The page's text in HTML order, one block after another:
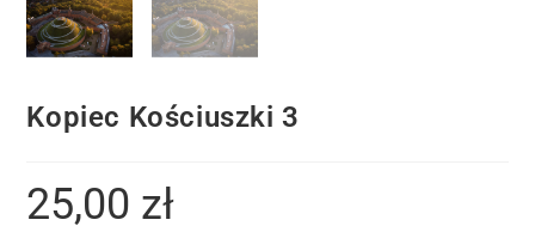
Kopiec Kościuszki 3
25,00 zł